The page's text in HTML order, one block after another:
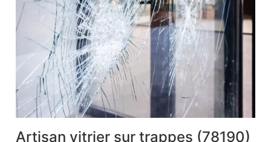
Artisan vitrier sur trappes (78190)